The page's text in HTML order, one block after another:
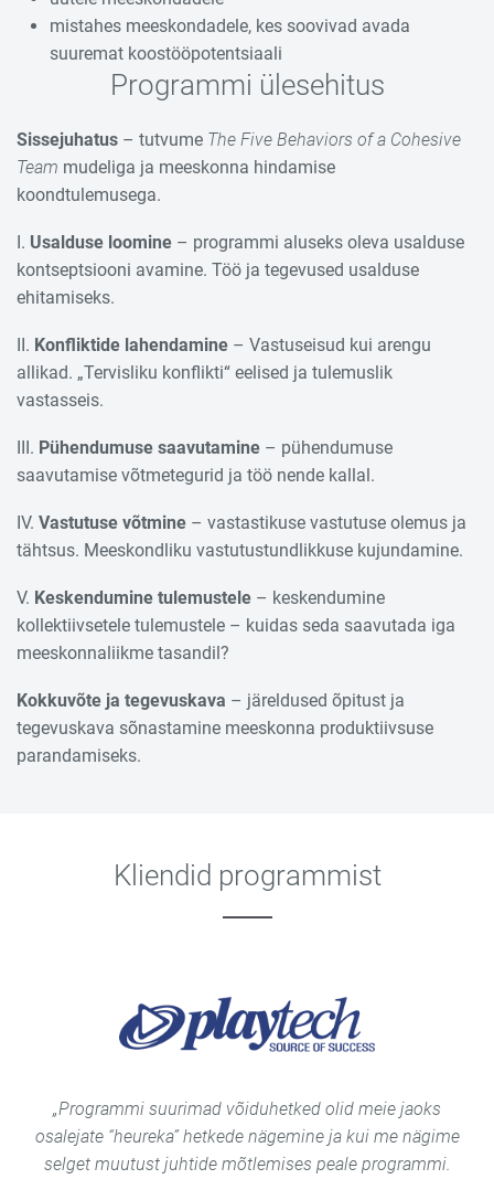
mistahes meeskondadele, kes soovivad avada
suuremat koostööpotentsiaali
Programmi ülesehitus
Sissejuhatus – tutvume The Five Behaviors of a Cohesive
Team mudeliga ja meeskonna hindamise
koondtulemusega.
I. Usalduse loomine – programmi aluseks oleva usalduse
kontseptsiooni avamine. Töö ja tegevused usalduse
ehitamiseks.
II. Konfliktide lahendamine – Vastuseisud kui arengu
allikad. „Tervisliku konflikti“ eelised ja tulemuslik
vastasseis.
III. Pühendumuse saavutamine – pühendumuse
saavutamise võtmetegurid ja töö nende kallal.
IV. Vastutuse võtmine – vastastikuse vastutuse olemus ja
tähtsus. Meeskondliku vastutustundlikkuse kujundamine.
V. Keskendumine tulemustele – keskendumine
kollektiivsetele tulemustele – kuidas seda saavutada iga
meeskonnaliikme tasandil?
Kokkuvõte ja tegevuskava – järeldused õpitust ja
tegevuskava sõnastamine meeskonna produktiivsuse
parandamiseks.
Kliendid programmist
„Programmi suurimad võiduhetked olid meie jaoks
osalejate “heureka” hetkede nägemine ja kui me nägime
selget muutust juhtide mõtlemises peale programmi.